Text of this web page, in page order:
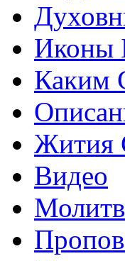
Иконы
Каким
Жития
Видео